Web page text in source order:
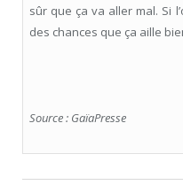
sûr que ça va aller mal. Si
des chances que ça aille
Source : GaïaPresse